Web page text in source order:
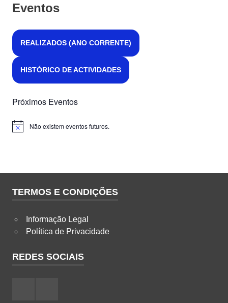
Atlântica
Eventos
REALIZADOS (ANO CORRENTE)
HISTÓRICO DE ACTIVIDADES
Próximos Eventos
Aviso Não existem eventos futuros.
TERMOS E CONDIÇÕES
Informação Legal
Política de Privacidade
REDES SOCIAIS